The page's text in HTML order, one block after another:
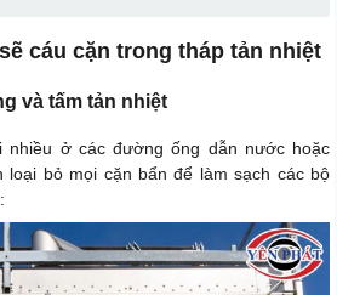
cáu cặn trong tháp tản nhiệt
và tấm tản nhiệt
nhiều ở các đường ống dẫn nước hoặc
loại bỏ mọi cặn bẩn để làm sạch các bộ